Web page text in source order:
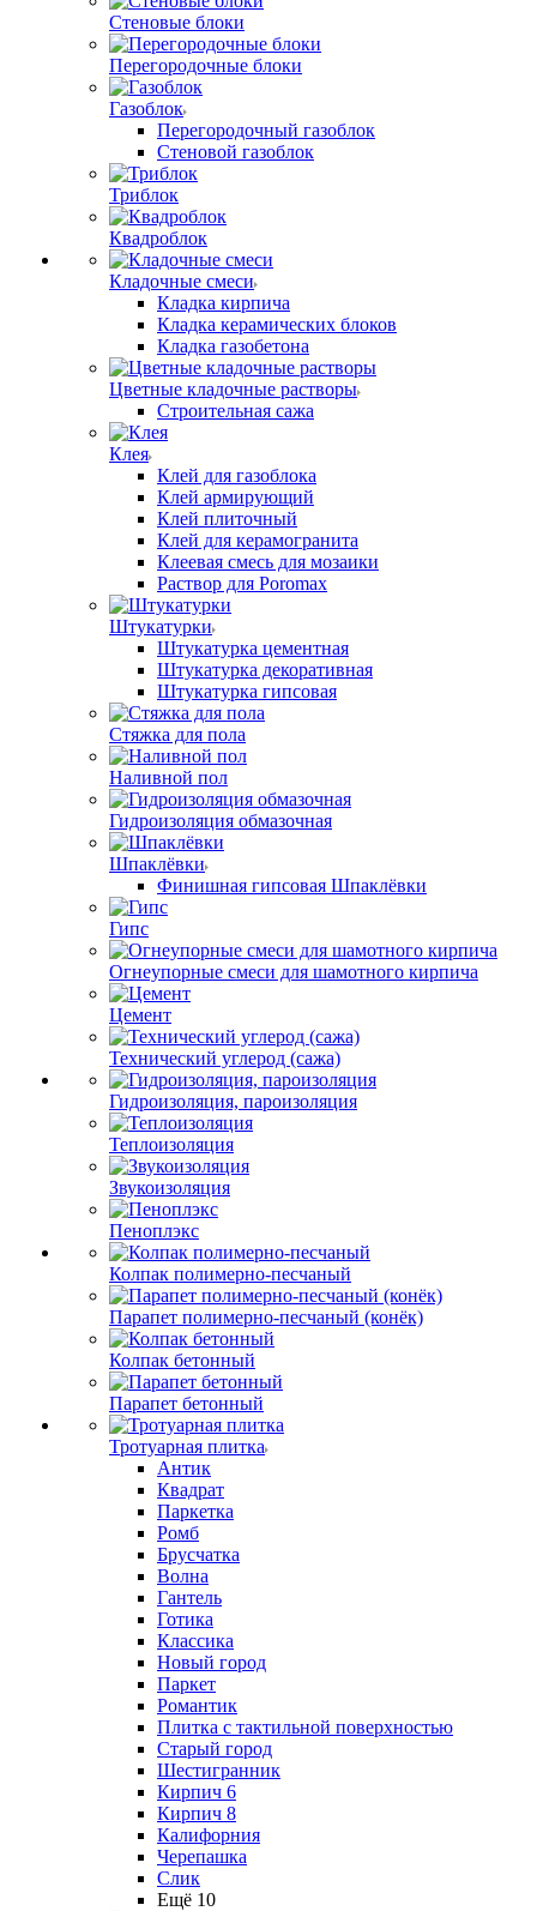
Стеновые блоки
Перегородочные блоки
Газоблок
Перегородочный газоблок
Стеновой газоблок
Триблок
Квадроблок
Кладочные смеси
Кладка кирпича
Кладка керамических блоков
Кладка газобетона
Цветные кладочные растворы
Строительная сажа
Клея
Клей для газоблока
Клей армирующий
Клей плиточный
Клей для керамогранита
Клеевая смесь для мозаики
Раствор для Poromax
Штукатурки
Штукатурка цементная
Штукатурка декоративная
Штукатурка гипсовая
Стяжка для пола
Наливной пол
Гидроизоляция обмазочная
Шпаклёвки
Финишная гипсовая Шпаклёвки
Гипс
Огнеупорные смеси для шамотного кирпича
Цемент
Технический углерод (сажа)
Гидроизоляция, пароизоляция
Теплоизоляция
Звукоизоляция
Пеноплэкс
Колпак полимерно-песчаный
Парапет полимерно-песчаный (конёк)
Колпак бетонный
Парапет бетонный
Тротуарная плитка
Антик
Квадрат
Паркетка
Ромб
Брусчатка
Волна
Гантель
Готика
Классика
Новый город
Паркет
Романтик
Плитка с тактильной поверхностью
Старый город
Шестигранник
Кирпич 6
Кирпич 8
Калифорния
Черепашка
Слик
Ещё 10